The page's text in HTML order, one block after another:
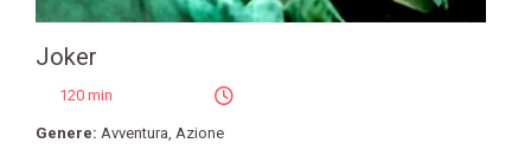
Joker
120 min
Genere: Avventura, Azione